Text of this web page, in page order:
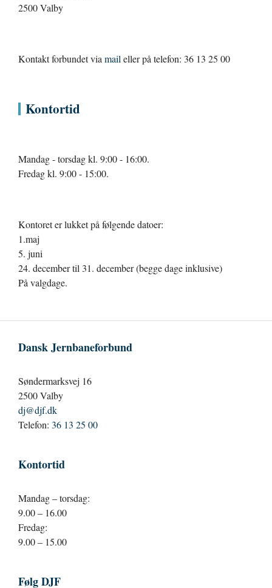
2500 Valby
Kontakt forbundet via mail eller på telefon: 36 13 25 00
Kontortid
Mandag - torsdag kl. 9:00 - 16:00.
Fredag kl. 9:00 - 15:00.
Kontoret er lukket på følgende datoer:
1.maj
5. juni
24. december til 31. december (begge dage inklusive)
På valgdage.
Dansk Jernbaneforbund
Søndermarksvej 16
2500 Valby
dj@djf.dk
Telefon: 36 13 25 00
Kontortid
Mandag – torsdag:
9.00 – 16.00
Fredag:
9.00 – 15.00
Følg DJF